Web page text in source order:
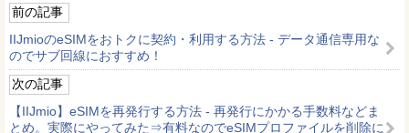
前の記事
IIJmioのeSIMをおトクに契約・利用する方法 - データ通信専用な
のでサブ回線におすすめ！
次の記事
【IIJmio】eSIMを再発行する方法 - 再発行にかかる手数料などま
とめ。実際にやってみた⇒有料なのでeSIMプロファイルを削除に